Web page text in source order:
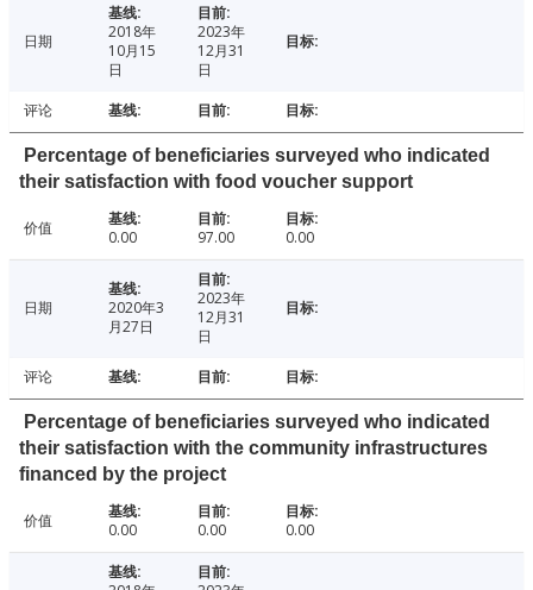
日期
2018年
10月15
日
2023年
12月31
日
评论
Percentage of beneficiaries surveyed who indicated
their satisfaction with food voucher support
价值 0.00 97.00 0.00
日期
2020年3
月27日
2023年
12月31
日
评论
Percentage of beneficiaries surveyed who indicated
their satisfaction with the community infrastructures
financed by the project
价值 0.00 0.00 0.00